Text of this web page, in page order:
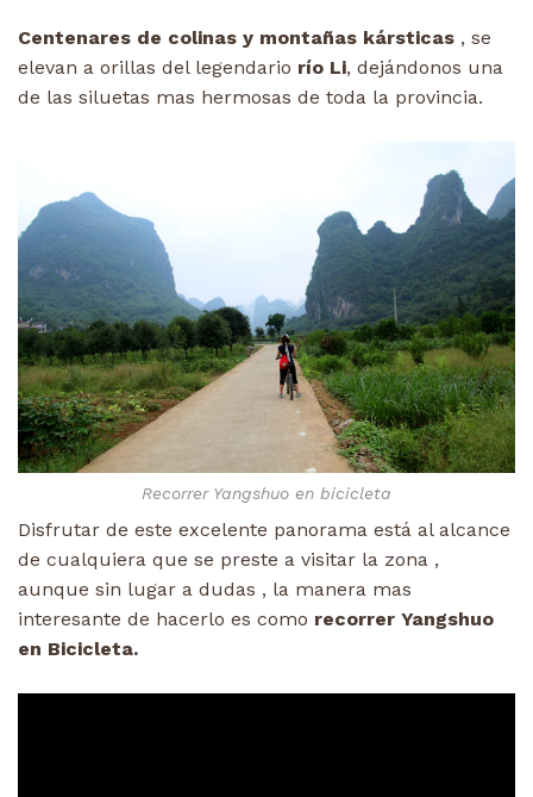
Centenares de colinas y montañas kársticas , se
elevan a orillas del legendario río Li, dejándonos una
de las siluetas mas hermosas de toda la provincia.
Recorrer Yangshuo en bicicleta
Disfrutar de este excelente panorama está al alcance
de cualquiera que se preste a visitar la zona ,
aunque sin lugar a dudas , la manera mas
interesante de hacerlo es como recorrer Yangshuo
en Bicicleta.